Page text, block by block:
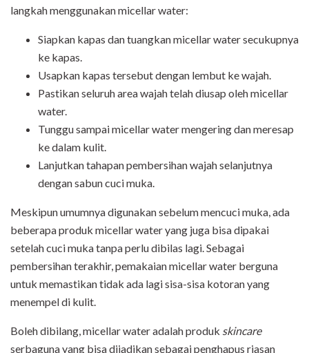
langkah menggunakan micellar water:
Siapkan kapas dan tuangkan micellar water secukupnya
ke kapas.
Usapkan kapas tersebut dengan lembut ke wajah.
Pastikan seluruh area wajah telah diusap oleh micellar
water.
Tunggu sampai micellar water mengering dan meresap
ke dalam kulit.
Lanjutkan tahapan pembersihan wajah selanjutnya
dengan sabun cuci muka.
Meskipun umumnya digunakan sebelum mencuci muka, ada
beberapa produk micellar water yang juga bisa dipakai
setelah cuci muka tanpa perlu dibilas lagi. Sebagai
pembersihan terakhir, pemakaian micellar water berguna
untuk memastikan tidak ada lagi sisa-sisa kotoran yang
menempel di kulit.
Boleh dibilang, micellar water adalah produk skincare
serbaguna yang bisa dijadikan sebagai penghapus riasan